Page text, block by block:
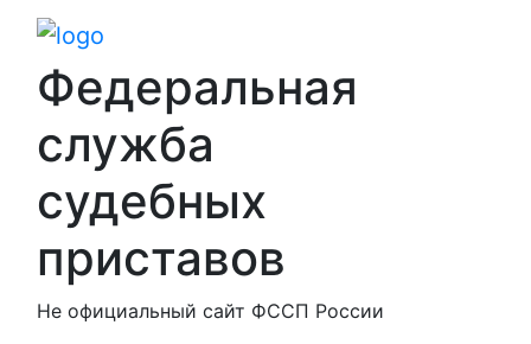
Федеральная
служба
судебных
приставов
Не официальный сайт ФССП России